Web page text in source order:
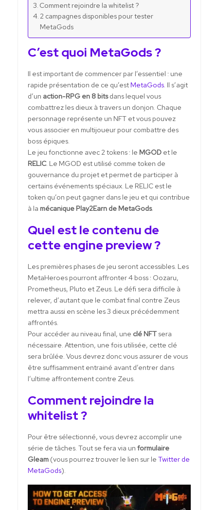
Comment rejoindre la whitelist ?
2 campagnes disponibles pour tester
MetaGods
C’est quoi MetaGods ?
Il est important de commencer par l’essentiel : une
rapide présentation de ce qu’estMetaGods. Il s’agit
d’un action-RPG en 8 bitsdans lequel vous
combattrez les dieux à travers un donjon. Chaque
personnage représente un NFT et vous pouvez
vous associer en multijoueur pour combattre des
boss épiques.
Le jeu fonctionne avec 2 tokens : le MGODet le
RELIC. Le MGOD est utilisé comme token de
gouvernance du projet et permet de participer à
certains événements spéciaux. Le RELIC est le
token qu’on peut gagner dans le jeu et qui contribue
à la mécanique Play2Earn de MetaGods.
Quel est le contenu de
cette engine preview ?
Les premières phases de jeu seront accessibles. Les
MetaHeroes pourront affronter 4 boss : Oozaru,
Prometheus, Pluto et Zeus. Le défi sera difficile à
relever, d’autant que le combat final contre Zeus
mettra aussi en scène les 3 dieux précédemment
affrontés.
Pour accéder au niveau final, une clé NFTsera
nécessaire. Attention, une fois utilisée, cette clé
sera brûlée. Vous devrez donc vous assurer de vous
être suffisamment entrainé avant d’entrer dans
l’ultime affrontement contre Zeus.
Comment rejoindre la
whitelist ?
Pour être sélectionné, vous devrez accomplir une
série de tâches. Tout se fera via un formulaire
Gleam(vous pourrez trouver le lien sur le Twitter de
MetaGods).